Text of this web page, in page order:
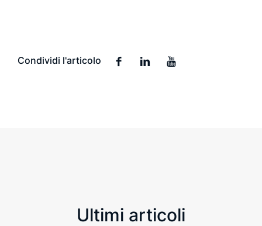
Condividi l'articolo
Ultimi articoli